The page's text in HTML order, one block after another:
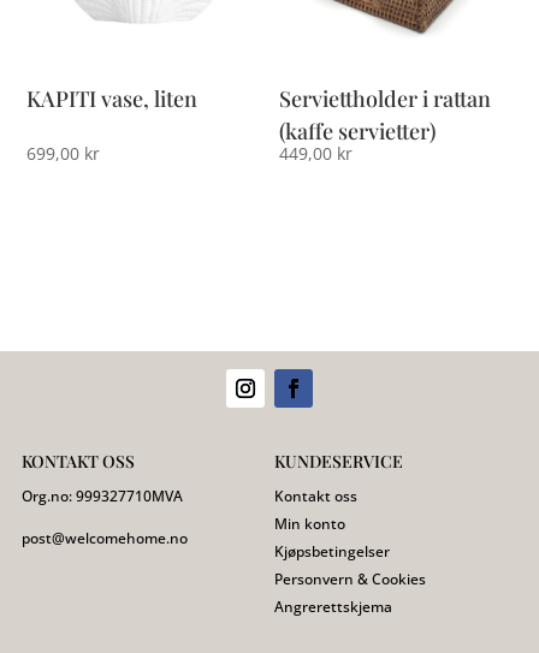
KAPITI vase, liten
699,00 kr
Serviettholder i rattan
(kaffe servietter)
449,00 kr
KONTAKT OSS
Org.no:999327710MVA
post@welcomehome.no
KUNDESERVICE
Kontakt oss
Min konto
Kjøpsbetingelser
Personvern & Cookies
Angrerettskjema